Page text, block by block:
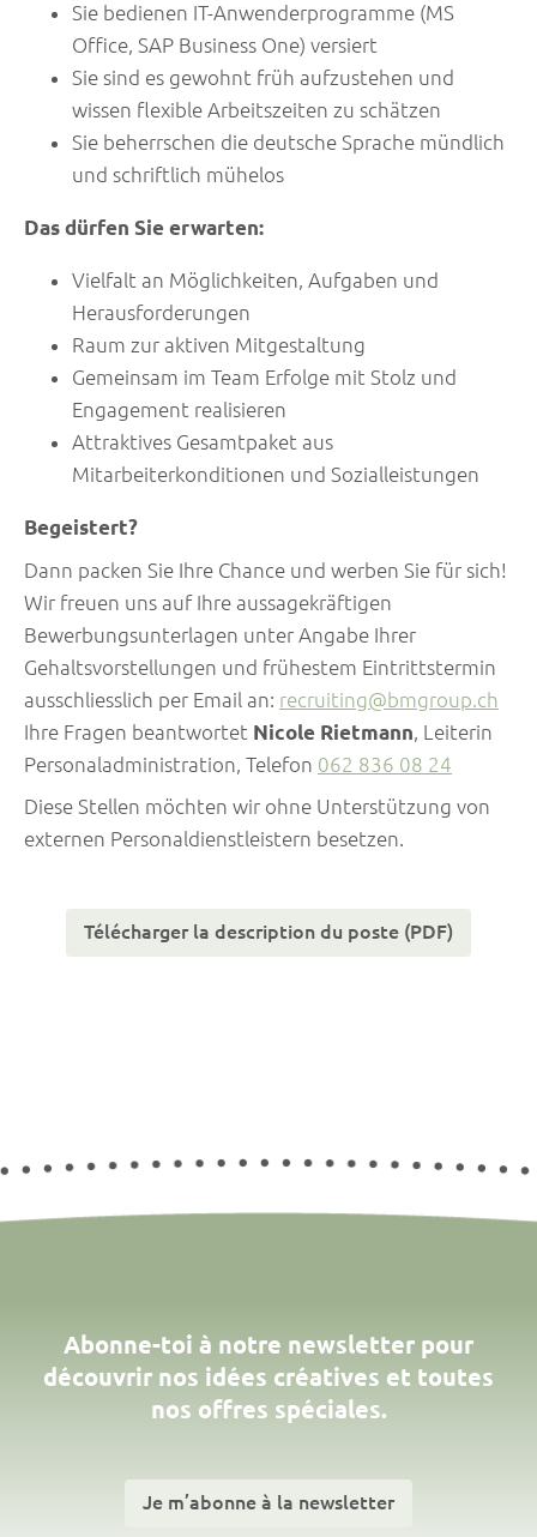
Sie bedienen IT-Anwenderprogramme (MS
Office, SAP Business One) versiert
Sie sind es gewohnt früh aufzustehen und
wissen flexible Arbeitszeiten zu schätzen
Sie beherrschen die deutsche Sprache mündlich
und schriftlich mühelos
Das dürfen Sie erwarten:
Vielfalt an Möglichkeiten, Aufgaben und
Herausforderungen
Raum zur aktiven Mitgestaltung
Gemeinsam im Team Erfolge mit Stolz und
Engagement realisieren
Attraktives Gesamtpaket aus
Mitarbeiterkonditionen und Sozialleistungen
Begeistert?
Dann packen Sie Ihre Chance und werben Sie für sich!
Wir freuen uns auf Ihre aussagekräftigen
Bewerbungsunterlagen unter Angabe Ihrer
Gehaltsvorstellungen und frühestem Eintrittstermin
ausschliesslich per Email an: recruiting@bmgroup.ch
Ihre Fragen beantwortet Nicole Rietmann, Leiterin
Personaladministration, Telefon 062 836 08 24
Diese Stellen möchten wir ohne Unterstützung von
externen Personaldienstleistern besetzen.
Télécharger la description du poste (PDF)
Abonne-toi à notre newsletter pour
découvrir nos idées créatives et toutes
nos offres spéciales.
Je m’abonne à la newsletter